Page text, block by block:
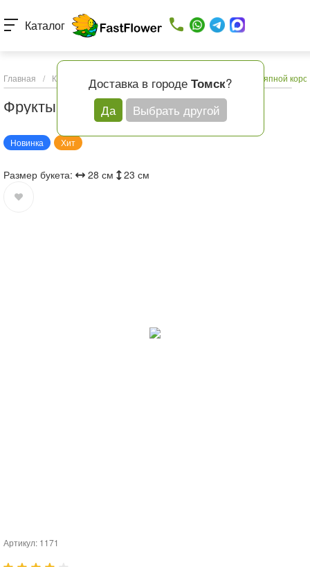
Доставка в городе Томск?
Да
Выбрать другой
Каталог
Главная / Каталог товаров Подарки и шары Фрукты в шляпной
Фрукты в шляпной коробке
Новинка Хит
Размер букета: 28 см 23 см
Артикул: 1171